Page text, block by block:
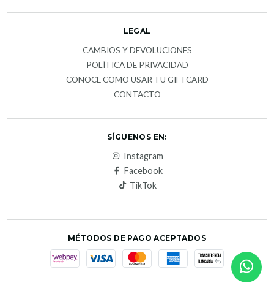
LEGAL
CAMBIOS Y DEVOLUCIONES
POLÍTICA DE PRIVACIDAD
CONOCE COMO USAR TU GIFTCARD
CONTACTO
SÍGUENOS EN:
Instagram
Facebook
TikTok
MÉTODOS DE PAGO ACEPTADOS